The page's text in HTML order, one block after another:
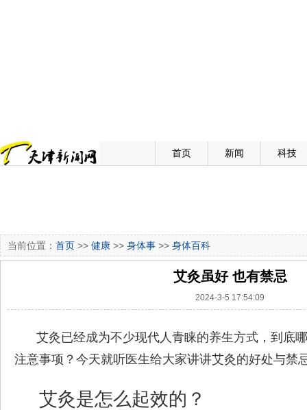
首页 新闻 科技
当前位置： 首页 >> 健康 >> 身体事 >> 身体百科
艾灸虽好 也有禁忌
2024-3-5 17:54:09
艾灸已经成为不少现代人青睐的养生方式，到底
注意事项？今天就听医生给大家讲讲艾灸的好处与禁
艾灸是怎么起效的？